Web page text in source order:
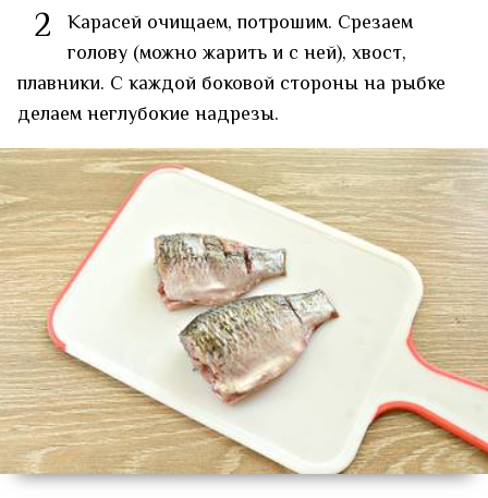
2 Карасей очищаем, потрошим. Срезаем
голову (можно жарить и с ней), хвост,
плавники. С каждой боковой стороны на рыбке
делаем неглубокие надрезы.